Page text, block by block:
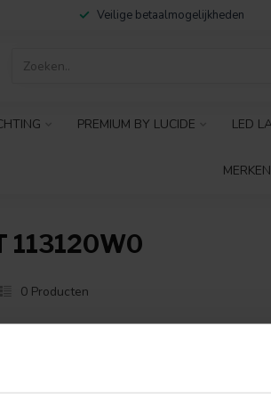
Veilige betaalmogelijkheden
PREMIUM BY LUCIDE LED
MERKEN
113120W0
0 Producten